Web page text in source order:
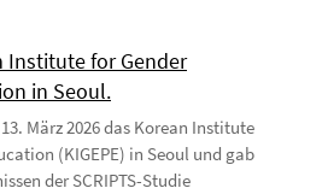
Institute for Gender
in Seoul.
März 2026 das Korean Institute
(KIGEPE) in Seoul und gab
der SCRIPTS-Studie